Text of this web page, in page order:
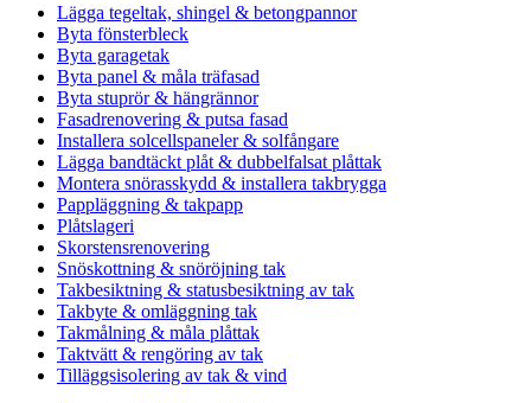
Lägga tegeltak, shingel & betongpannor
Byta fönsterbleck
Byta garagetak
Byta panel & måla träfasad
Byta stuprör & hängrännor
Fasadrenovering & putsa fasad
Installera solcellspaneler & solfångare
Lägga bandtäckt plåt & dubbelfalsat plåttak
Montera snörasskydd & installera takbrygga
Pappläggning & takpapp
Plåtslageri
Skorstensrenovering
Snöskottning & snöröjning tak
Takbesiktning & statusbesiktning av tak
Takbyte & omläggning tak
Takmålning & måla plåttak
Taktvätt & rengöring av tak
Tilläggsisolering av tak & vind